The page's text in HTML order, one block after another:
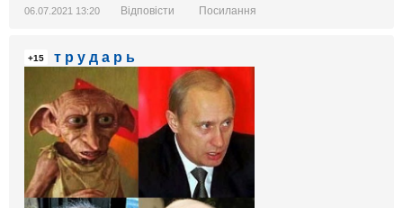
06.07.2021 13:20 Відповісти Посилання
+15 т р у д а р ь